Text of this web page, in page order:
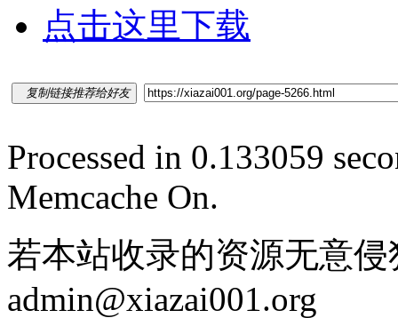
点击这里下载
复制链接推荐给好友
Processed in 0.133059
Memcache On.
若本站收录的资源无意
admin@xiazai001.org